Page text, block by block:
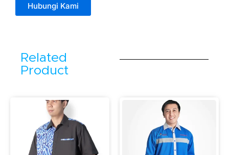
Hubungi Kami
Related
Product